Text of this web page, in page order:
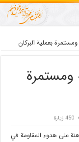
بعملية البركان
ومستمرة
450 زيارة
على هدوء المقاومة في